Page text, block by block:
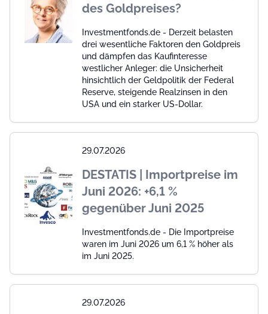
des Goldpreises?
Investmentfonds.de - Derzeit belasten
drei wesentliche Faktoren den Goldpreis
und dämpfen das Kaufinteresse
westlicher Anleger: die Unsicherheit
hinsichtlich der Geldpolitik der Federal
Reserve, steigende Realzinsen in den
USA und ein starker US-Dollar.
29.07.2026
DESTATIS | Importpreise im
Juni 2026: +6,1 %
gegenüber Juni 2025
Investmentfonds.de - Die Importpreise
waren im Juni 2026 um 6,1 % höher als
im Juni 2025.
29.07.2026